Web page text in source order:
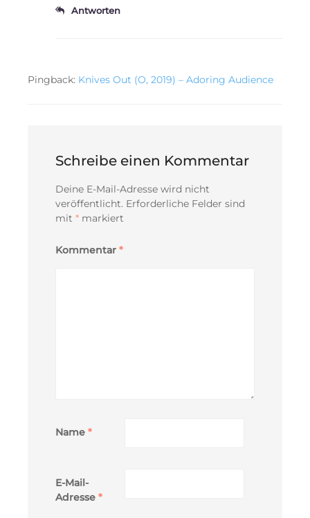
Antworten
Pingback: Knives Out (O, 2019) – Adoring Audience
Schreibe einen Kommentar
Deine E-Mail-Adresse wird nicht
veröffentlicht. Erforderliche Felder sind
mit * markiert
Kommentar *
Name *
E-Mail-
Adresse *